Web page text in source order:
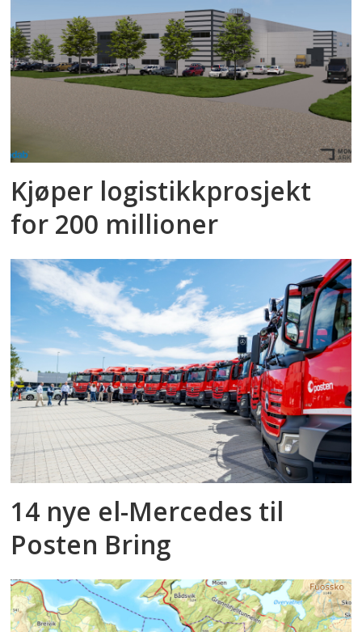
Kjøper logistikkprosjekt
for 200 millioner
14 nye el-Mercedes til
Posten Bring